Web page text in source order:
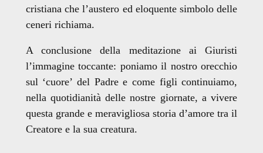
cristiana che l’austero ed eloquente simbolo delle
ceneri richiama.
A conclusione della meditazione ai Giuristi
l’immagine toccante: poniamo il nostro orecchio
sul ‘cuore’ del Padre e come figli continuiamo,
nella quotidianità delle nostre giornate, a vivere
questa grande e meravigliosa storia d’amore tra il
Creatore e la sua creatura.